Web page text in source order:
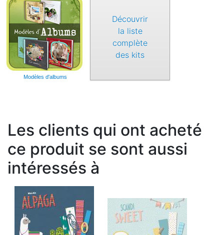
Modèles d'albums
Découvrir
la liste
complète
des kits
Les clients qui ont acheté
ce produit se sont aussi
intéressés à